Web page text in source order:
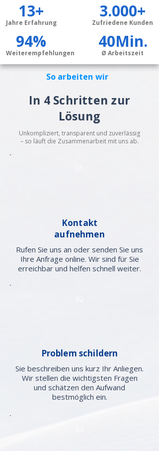
13+
Jahre Erfahrung
94%
Weiterempfehlungen
3.000+
Zufriedene Kunden
40Min.
Ø Arbeitszeit
So arbeiten wir
In 4 Schritten zur
Lösung
Unkompliziert, transparent und zuverlässig
– so läuft die Zusammenarbeit mit uns ab.
Kontakt
aufnehmen
Rufen Sie uns an oder senden Sie uns
Ihre Anfrage online. Wir sind für Sie
erreichbar und helfen schnell weiter.
Problem schildern
Sie beschreiben uns kurz Ihr Anliegen.
Wir stellen die wichtigsten Fragen
und schätzen den Aufwand
bestmöglich ein.